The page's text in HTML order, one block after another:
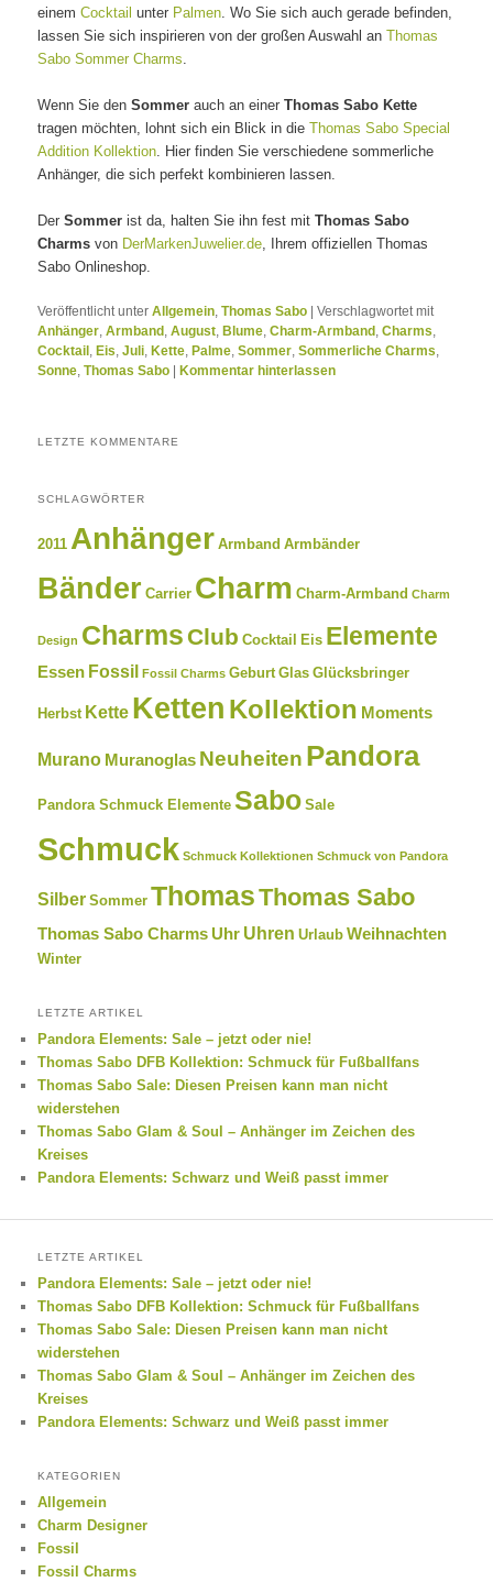
einemCocktail unter Palmen. Wo Sie sich auch gerade befinden,
lassen Sie sich inspirieren von der großen Auswahl anThomas
Sabo Sommer Charms.
Wenn Sie denSommer auch an einerThomas Sabo Kette
tragen möchten, lohnt sich ein Blick in dieThomas Sabo Special
Addition Kollektion. Hier finden Sie verschiedene sommerliche
Anhänger, die sich perfekt kombinieren lassen.
DerSommer ist da, halten Sie ihn fest mitThomas Sabo
Charms von DerMarkenJuwelier.de, Ihrem offiziellen Thomas
Sabo Onlineshop.
Veröffentlicht unter Allgemein,Thomas Sabo |Verschlagwortet mit
Anhänger,Armband ,August, Blume,Charm-Armband ,Charms,
Cocktail , Eis,Juli, Kette, Palme,Sommer,Sommerliche Charms,
Sonne,Thomas Sabo Kommentar hinterlassen
LETZTE KOMMENTARE
SCHLAGWÖRTER
2011 Anhänger Armband Armbänder
Bänder Carrier Charm Charm-Armband Charm
Design CharmsClub Cocktail Eis Elemente
Essen Fossil Fossil Charms Geburt Glas Glücksbringer
Herbst Kette Ketten Kollektion Moments
Murano Muranoglas Neuheiten Pandora
Pandora Schmuck Elemente Sabo Sale
Schmuck Schmuck Kollektionen Schmuck von Pandora
Silber Sommer ThomasThomas Sabo
Thomas Sabo Charms Uhr Uhren Urlaub Weihnachten
Winter
LETZTE ARTIKEL
Pandora Elements: Sale – jetzt oder nie!
Thomas Sabo DFB Kollektion: Schmuck für Fußballfans
Thomas Sabo Sale: Diesen Preisen kann man nicht
widerstehen
Thomas Sabo Glam & Soul – Anhänger im Zeichen des
Kreises
Pandora Elements: Schwarz und Weiß passt immer
LETZTE ARTIKEL
Pandora Elements: Sale – jetzt oder nie!
Thomas Sabo DFB Kollektion: Schmuck für Fußballfans
Thomas Sabo Sale: Diesen Preisen kann man nicht
widerstehen
Thomas Sabo Glam & Soul – Anhänger im Zeichen des
Kreises
Pandora Elements: Schwarz und Weiß passt immer
KATEGORIEN
Allgemein
Charm Designer
Fossil
Fossil Charms